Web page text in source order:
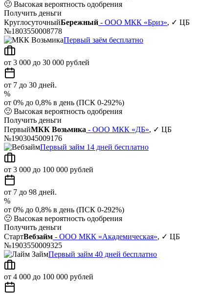
🙂 Высокая вероятность одобрения
Получить деньги
КруглосуточныйБережный - ООО МКК «Бриз», ✓ ЦБ
№1803550008778
Первый заём бесплатно
от 3 000 до 30 000 рублей
от 7 до 30 дней.
%
от 0% до 0,8% в день (ПСК 0-292%)
🙂 Высокая вероятность одобрения
Получить деньги
ПервыйМКК Возьмика - ООО МКК «ДБ», ✓ ЦБ
№1903045009176
Первый займ 14 дней бесплатно
от 3 000 до 100 000 рублей
от 7 до 98 дней.
%
от 0% до 0,8% в день (ПСК 0-292%)
🙂 Высокая вероятность одобрения
Получить деньги
СтартВебзайм - ООО МКК «Академическая», ✓ ЦБ
№1903550009325
Первый займ 40 дней бесплатно
от 4 000 до 100 000 рублей